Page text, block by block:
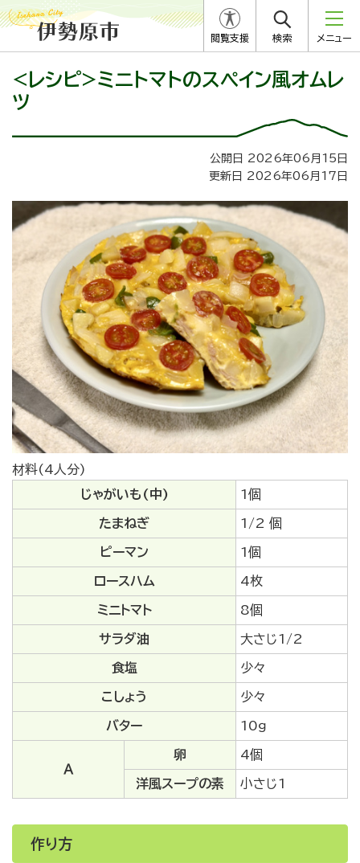
閲覧支援 検索 メニュー
<レシピ>ミニトマトのスペイン風オムレ
ツ
公開日 2026年06月15日
更新日 2026年06月17日
材料(4人分)
じゃがいも(中)
1個
たまねぎ 1/2 個
ピーマン 1個
ロースハム 4枚
ミニトマト 8個
サラダ油 大さじ1/2
食塩 少々
こしょう 少々
バター 10ｇ
Ａ
卵 4個
洋風スープの素 小さじ1
作り方